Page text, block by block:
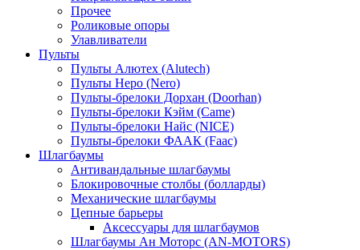
Прочее
Роликовые опоры
Улавливатели
Пульты
Пульты Алютех (Alutech)
Пульты Неро (Nero)
Пульты-брелоки Дорхан (Doorhan)
Пульты-брелоки Кэйм (Came)
Пульты-брелоки Найс (NICE)
Пульты-брелоки ФААК (Faac)
Шлагбаумы
Антивандальные шлагбаумы
Блокировочные столбы (болларды)
Механические шлагбаумы
Цепные барьеры
Аксессуары для шлагбаумов
Шлагбаумы Ан Моторс (AN-MOTORS)